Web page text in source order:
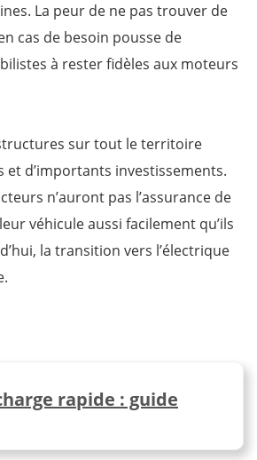
La peur de ne pas trouver de
cas de besoin pousse de
à rester fidèles aux moteurs
sur tout le territoire
et d’importants investissements.
n’auront pas l’assurance de
véhicule aussi facilement qu’ils
la transition vers l’électrique
rapide : guide